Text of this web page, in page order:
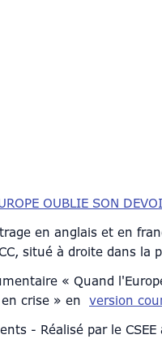
OUBLIE SON
en anglais et en
situé à droite dans la
« Quand
crise » en version
- Réalisé par le